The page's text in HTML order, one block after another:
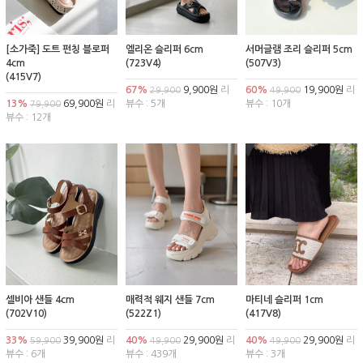
[소가죽] 도트 펀칭 블로퍼
4cm
(415V7)
13% 79,900 69,900원 리
뷰수 : 12개
엘리온 슬리퍼 6cm
(723V4)
67% 29,9009,900원 리
뷰수 : 5개
서머글램 조리 슬리퍼 5cm
(507V3)
60% 49,90019,900원 리
뷰수 : 10개
셀비아 샌들 4cm
(702V10)
33% 59,900 39,900원 리
뷰수 : 6개
매력적 웨지 샌들 7cm
(522Z1)
40% 49,90029,900원 리
뷰수 : 439개
마티네 슬리퍼 1cm
(417V8)
40% 49,90029,900원 리
뷰수 : 3개